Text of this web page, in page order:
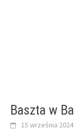
Baszta w
15 września 2024